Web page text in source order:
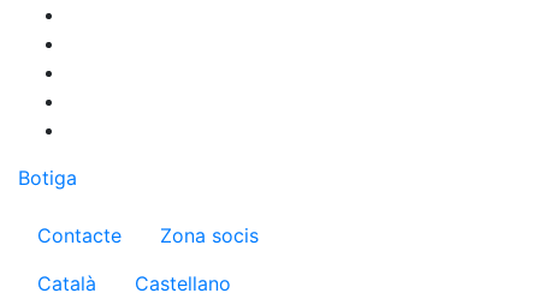
contingut
Botiga
Menú del compte d'usuari
Contacte
Zona socis
Català
Castellano